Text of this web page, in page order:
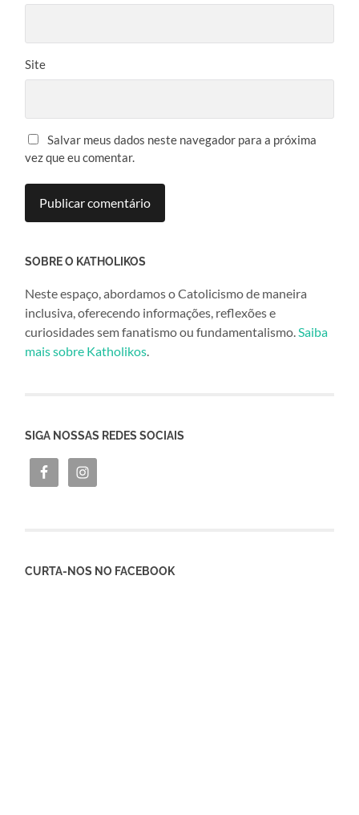
Site
Salvar meus dados neste navegador para a próxima
vez que eu comentar.
SOBRE O KATHOLIKOS
Neste espaço, abordamos o Catolicismo de maneira
inclusiva, oferecendo informações, reflexões e
curiosidades sem fanatismo ou fundamentalismo.Saiba
mais sobre Katholikos.
SIGA NOSSAS REDES SOCIAIS
CURTA-NOS NO FACEBOOK